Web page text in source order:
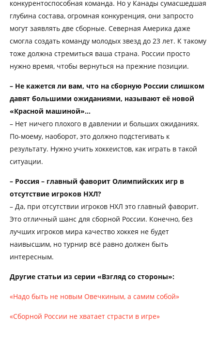
конкурентоспособная команда. Но у Канады сумасшедшая
глубина состава, огромная конкуренция, они запросто
могут заявлять две сборные. Северная Америка даже
смогла создать команду молодых звезд до 23 лет. К такому
тоже должна стремиться ваша страна. России просто
нужно время, чтобы вернуться на прежние позиции.
– Не кажется ли вам, что на сборную России слишком
давят большими ожиданиями, называют её новой
«Красной машиной»…
– Нет ничего плохого в давлении и больших ожиданиях.
По-моему, наоборот, это должно подстегивать к
результату. Нужно учить хоккеистов, как играть в такой
ситуации.
– Россия – главный фаворит Олимпийских игр в
отсутствие игроков НХЛ?
– Да, при отсутствии игроков НХЛ это главный фаворит.
Это отличный шанс для сборной России. Конечно, без
лучших игроков мира качество хоккея не будет
наивысшим, но турнир всё равно должен быть
интересным.
Другие статьи из серии «Взгляд со стороны»:
«Надо быть не новым Овечкиным, а самим собой»
«Сборной России не хватает страсти в игре»